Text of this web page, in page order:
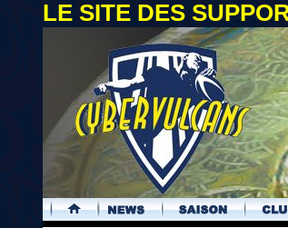
LE SITE DES
.